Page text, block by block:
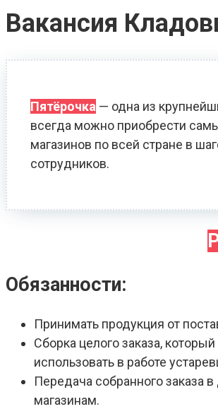
Вакансия
Пятёрочка — одна из
всегда можно приобрести
магазинов по всей стране в
сотрудников.
Обязанности:
Принимать продукция от
Сборка целого заказа,
использовать в работе
Передача собранного заказа
магазинам.